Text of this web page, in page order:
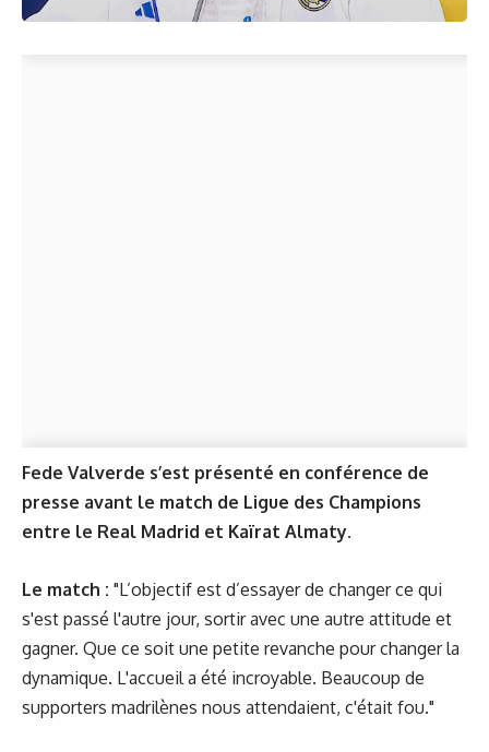
Fede Valverde s’est présenté en conférence de
presse avant le match de Ligue des Champions
entre le Real Madrid et Kaïrat Almaty.
Le match : "L’objectif est d’essayer de changer ce qui
s'est passé l'autre jour, sortir avec une autre attitude et
gagner. Que ce soit une petite revanche pour changer la
dynamique. L'accueil a été incroyable. Beaucoup de
supporters madrilènes nous attendaient, c'était fou."